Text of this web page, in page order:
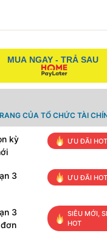
MUA NGAY - TRẢ SAU
CỦA TỔ CHỨC TÀI
kỳ
ƯU ĐÃI HOT
3
ƯU ĐÃI HOT
3
SIÊU MỚI,
HOT